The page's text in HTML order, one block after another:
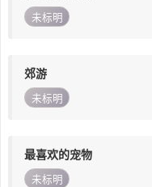
未标明
郊游
未标明
最喜欢的宠物
未标明